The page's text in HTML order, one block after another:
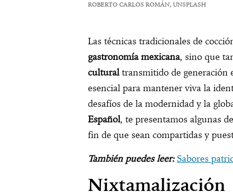
ROBERTO CARLOS ROMÁN, UNSPLASH
Las técnicas tradicionales de
gastronomía mexicana, sino que
culturaltransmitido de generación
esencial para mantener viva la
desafíos de la modernidad y la
Español, te presentamos algunas
fin de que sean compartidas y
También puedes leer:Sabores
Nixtamalización